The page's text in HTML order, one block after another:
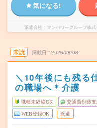
気になる!
派遣会社 マンパワーグループ株
未読 掲載日 2026/08/08
＼10年後にも残る
の職場へ＊介護
職種未経験OK 交通費別途支
WEB登録OK 派遣